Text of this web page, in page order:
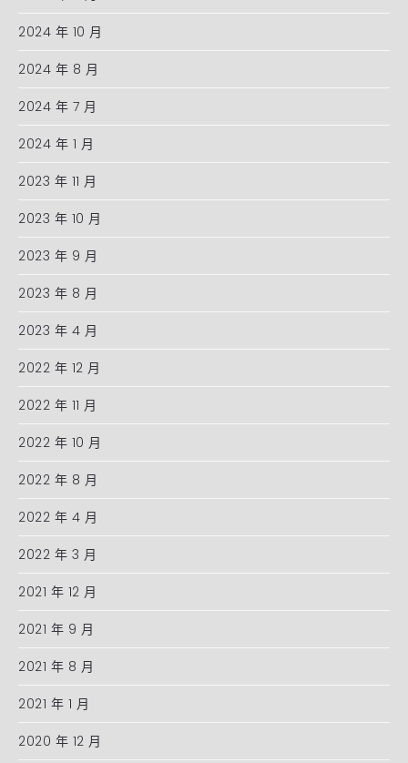
2024 年 10 月
2024 年 8 月
2024 年 7 月
2024 年 1 月
2023 年 11 月
2023 年 10 月
2023 年 9 月
2023 年 8 月
2023 年 4 月
2022 年 12 月
2022 年 11 月
2022 年 10 月
2022 年 8 月
2022 年 4 月
2022 年 3 月
2021 年 12 月
2021 年 9 月
2021 年 8 月
2021 年 1 月
2020 年 12 月